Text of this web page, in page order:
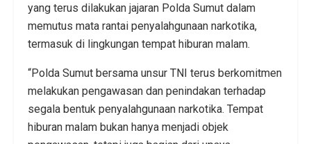
yang terus dilakukan jajaran Polda Sumut dalam
memutus mata rantai penyalahgunaan narkotika,
termasuk di lingkungan tempat hiburan malam.
“Polda Sumut bersama unsur TNI terus berkomitmen
melakukan pengawasan dan penindakan terhadap
segala bentuk penyalahgunaan narkotika. Tempat
hiburan malam bukan hanya menjadi objek